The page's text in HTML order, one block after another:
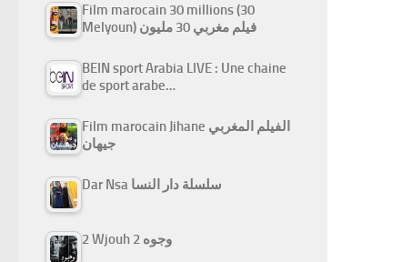
Film marocain 30 millions (30
Melyoun) فيلم مغربي 30 مليون
BEIN sport Arabia LIVE : Une chaine
de sport arabe…
Film marocain Jihane الفيلم المغربي
جيهان
Dar Nsa سلسلة دار النسا
2 Wjouh 2 وجوه